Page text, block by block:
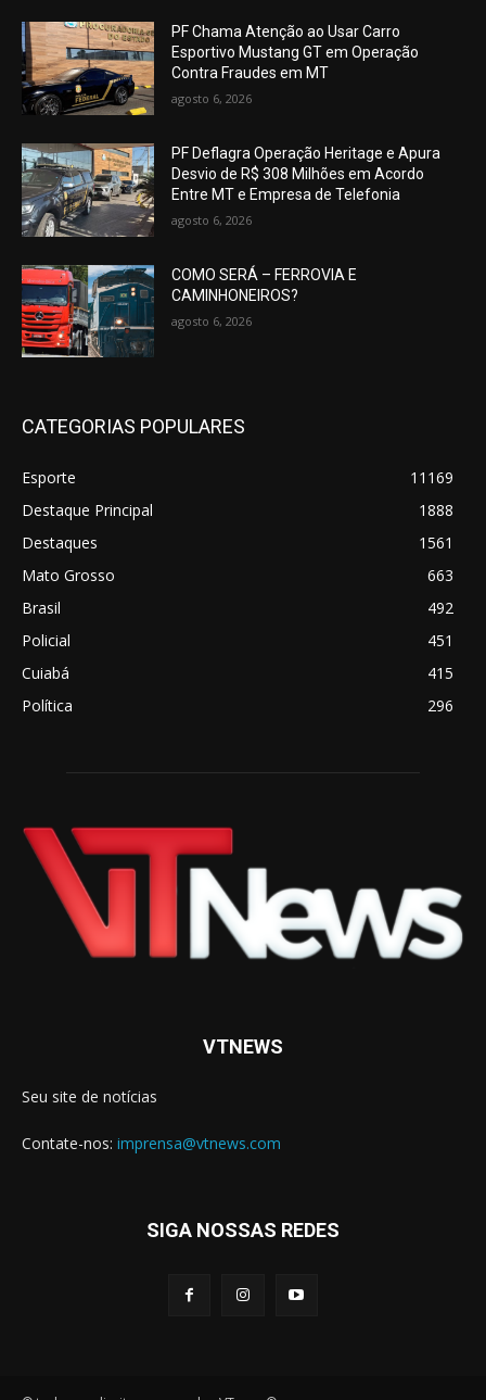
PF Chama Atenção ao Usar Carro
Esportivo Mustang GT em Operação
Contra Fraudes em MT
agosto 6, 2026
PF Deflagra Operação Heritage e Apura
Desvio de R$ 308 Milhões em Acordo
Entre MT e Empresa de Telefonia
agosto 6, 2026
COMO SERÁ – FERROVIA E
CAMINHONEIROS?
agosto 6, 2026
CATEGORIAS POPULARES
Esporte
11169
Destaque Principal
1888
Destaques
1561
Mato Grosso
663
Brasil
492
Policial
451
Cuiabá
415
Política
296
VTNEWS
Seu site de notícias
Contate-nos: imprensa@vtnews.com
SIGA NOSSAS REDES